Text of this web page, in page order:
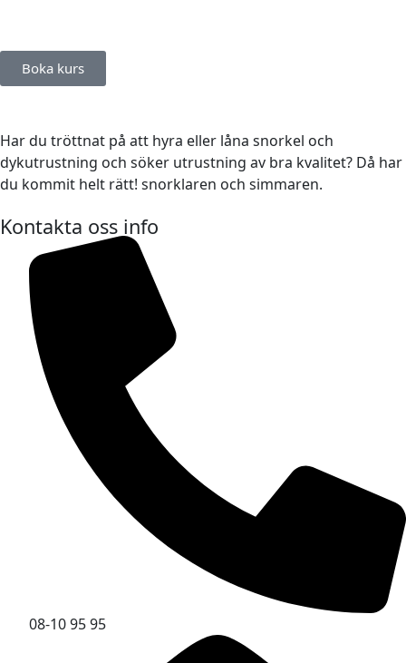
Boka kurs
Har du tröttnat på att hyra eller låna snorkel och
dykutrustning och söker utrustning av bra kvalitet? Då har
du kommit helt rätt! snorklaren och simmaren.
Kontakta oss info
08-10 95 95